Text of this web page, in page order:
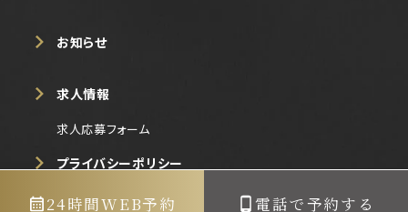
お知らせ
求人情報
求人応募フォーム
プライバシーポリシー
24時間WEB予約 電話で予約する